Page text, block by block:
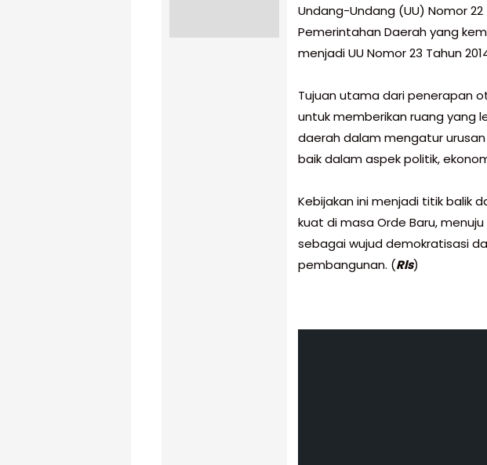
Undang-Undang (UU) Nomor
Pemerintahan Daerah yang
menjadi UU Nomor 23 Tahun
‎Tujuan utama dari penerapan
untuk memberikan ruang yang
daerah dalam mengatur
baik dalam aspek politik,
‎Kebijakan ini menjadi titik balik
kuat di masa Orde Baru,
sebagai wujud demokratisasi
pembangunan. (Rls)